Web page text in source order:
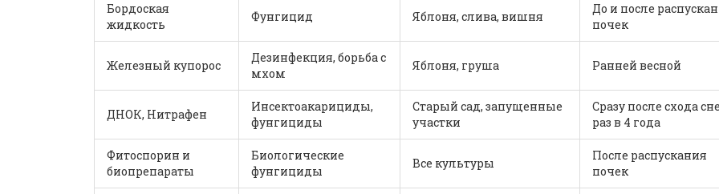
Бордоская
жидкость
Фунгицид Яблоня, слива, вишня
До и после
почек
Железный купорос
Дезинфекция, борьба с
мхом
Яблоня, груша Ранней весной
ДНОК, Нитрафен
Инсектоакарициды,
фунгициды
Старый сад, запущенные
участки
Сразу после схода
раз в 4 года
Фитоспорин и
биопрепараты
Биологические
фунгициды
Все культуры
После распускания
почек